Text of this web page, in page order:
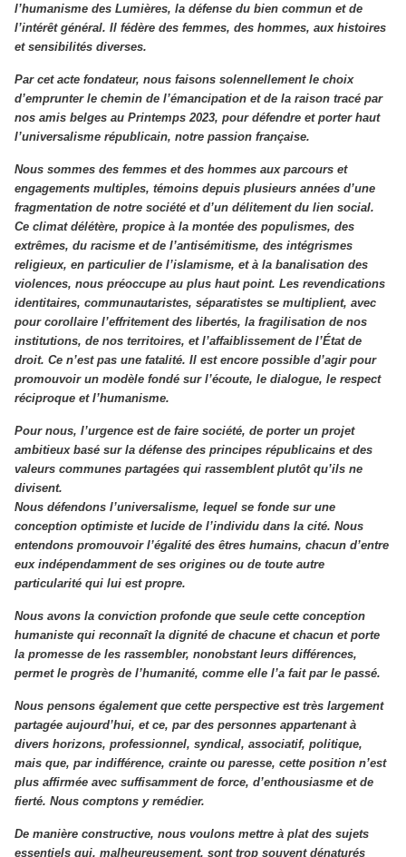
l’humanisme des Lumières, la défense du bien commun et de
l’intérêt général. Il fédère des femmes, des hommes, aux histoires
et sensibilités diverses.
Par cet acte fondateur, nous faisons solennellement le choix
d’emprunter le chemin de l’émancipation et de la raison tracé par
nos amis belges au Printemps 2023, pour défendre et porter haut
l’universalisme républicain, notre passion française.
Nous sommes des femmes et des hommes aux parcours et
engagements multiples, témoins depuis plusieurs années d’une
fragmentation de notre société et d’un délitement du lien social.
Ce climat délétère, propice à la montée des populismes, des
extrêmes, du racisme et de l’antisémitisme, des intégrismes
religieux, en particulier de l’islamisme, et à la banalisation des
violences, nous préoccupe au plus haut point. Les revendications
identitaires, communautaristes, séparatistes se multiplient, avec
pour corollaire l’effritement des libertés, la fragilisation de nos
institutions, de nos territoires, et l’affaiblissement de l’État de
droit. Ce n’est pas une fatalité. Il est encore possible d’agir pour
promouvoir un modèle fondé sur l’écoute, le dialogue, le respect
réciproque et l’humanisme.
Pour nous, l’urgence est de faire société, de porter un projet
ambitieux basé sur la défense des principes républicains et des
valeurs communes partagées qui rassemblent plutôt qu’ils ne
divisent.
Nous défendons l’universalisme, lequel se fonde sur une
conception optimiste et lucide de l’individu dans la cité. Nous
entendons promouvoir l’égalité des êtres humains, chacun d’entre
eux indépendamment de ses origines ou de toute autre
particularité qui lui est propre.
Nous avons la conviction profonde que seule cette conception
humaniste qui reconnaît la dignité de chacune et chacun et porte
la promesse de les rassembler, nonobstant leurs différences,
permet le progrès de l’humanité, comme elle l’a fait par le passé.
Nous pensons également que cette perspective est très largement
partagée aujourd’hui, et ce, par des personnes appartenant à
divers horizons, professionnel, syndical, associatif, politique,
mais que, par indifférence, crainte ou paresse, cette position n’est
plus affirmée avec suffisamment de force, d’enthousiasme et de
fierté. Nous comptons y remédier.
De manière constructive, nous voulons mettre à plat des sujets
essentiels qui, malheureusement, sont trop souvent dénaturés